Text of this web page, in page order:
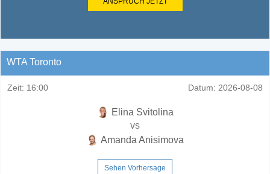
WTA Toronto
Zeit: 16:00 Datum: 2026-08-08
Elina Svitolina
vs
Amanda Anisimova
Sehen Vorhersage